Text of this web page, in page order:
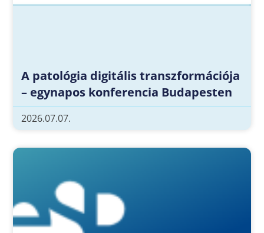
A patológia digitális transzformációja
– egynapos konferencia Budapesten
2026.07.07.